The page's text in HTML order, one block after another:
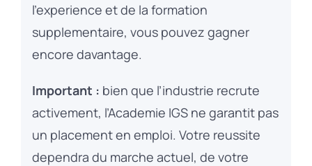
l’experience et de la formation
supplementaire, vous pouvez gagner
encore davantage.
Important : bien que l’industrie recrute
activement, l’Academie IGS ne garantit pas
un placement en emploi. Votre reussite
dependra du marche actuel, de votre